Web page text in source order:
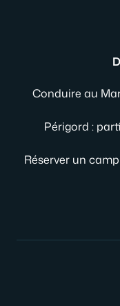
Conduire au
Périgord :
Réserver un